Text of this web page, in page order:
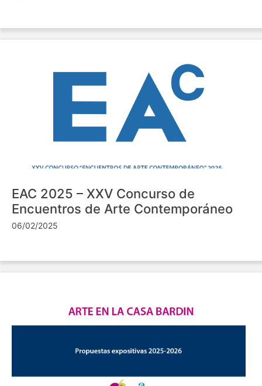
EAC 2025 – XXV Concurso de
Encuentros de Arte Contemporáneo
06/02/2025